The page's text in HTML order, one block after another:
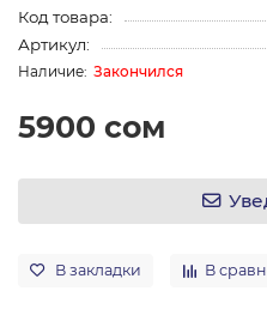
Код товара:
Артикул:
Закончился
5900 сом
В закладки В